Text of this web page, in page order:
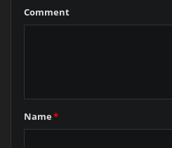
Comment
Name*